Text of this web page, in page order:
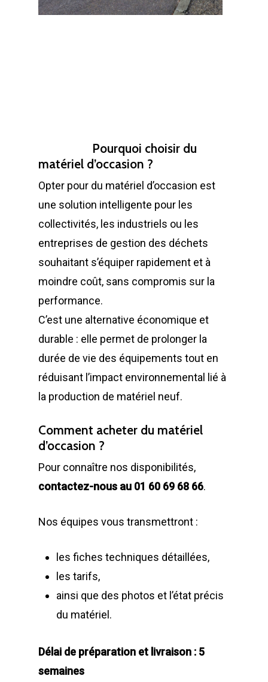
Pourquoi choisir du
matériel d’occasion ?
Opter pour du matériel d’occasion est
une solution intelligente pour les
collectivités, les industriels ou les
entreprises de gestion des déchets
souhaitant s’équiper rapidement et à
moindre coût, sans compromis sur la
performance.
C’est une alternative économique et
durable : elle permet de prolonger la
durée de vie des équipements tout en
réduisant l’impact environnemental lié à
la production de matériel neuf.
Comment acheter du matériel
d’occasion ?
Pour connaître nos disponibilités,
contactez-nous au 01 60 69 68 66.
Nos équipes vous transmettront :
les fiches techniques détaillées,
les tarifs,
ainsi que des photos et l’état précis
du matériel.
Délai de préparation et livraison : 5
semaines
Nos partenaires
courts
Monoblocs
Options
Installations
Bennes SUPER
Bennes ROK
Bennes Séries
Bennes spéciales
Conteneurs
Barrières de
Bennes amovibles
Broyeur de
Conteneurs
Système de
pour bennes
Déchetterie à plat
Déchetterie Mobile
Synthèse de notre
Matériels d’occasion
EN
FR
ES
Environnement
Z.A., Rue des Peupliers / BP
77590 BOIS LE ROI
Tél : 01 60 69 68 66
contact@gillard-sas.fr